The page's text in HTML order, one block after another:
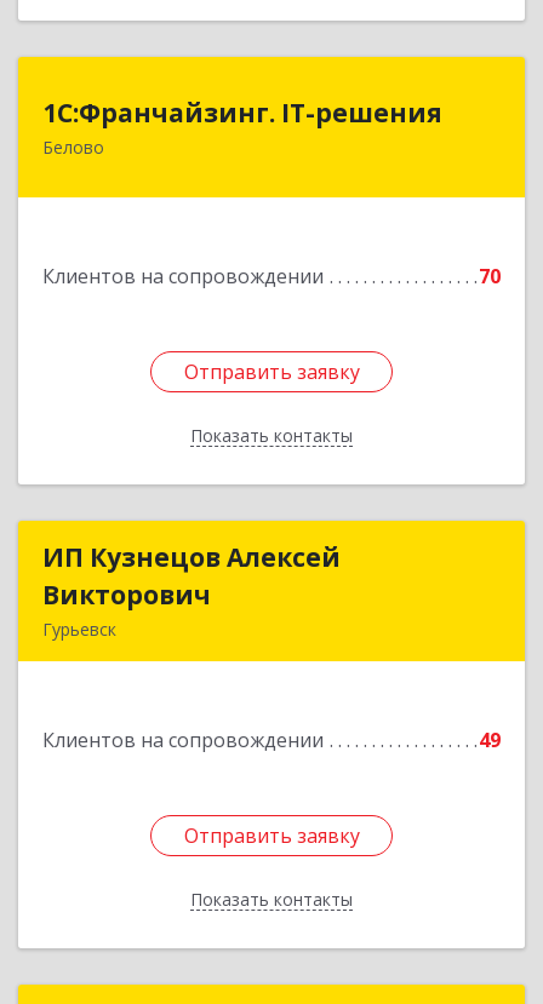
1С:Франчайзинг. IT-решения
Белово
Клиентов на сопровождении 70
Отправить заявку
Показать контакты
1С:Франчайзинг. IT-решения
Отправить заявку
Назад
ИП Кузнецов Алексей
Викторович
Гурьевск
Клиентов на сопровождении 49
Отправить заявку
Показать контакты
ИП Кузнецов Алексей
Подробнее
Отправить заявку
Назад